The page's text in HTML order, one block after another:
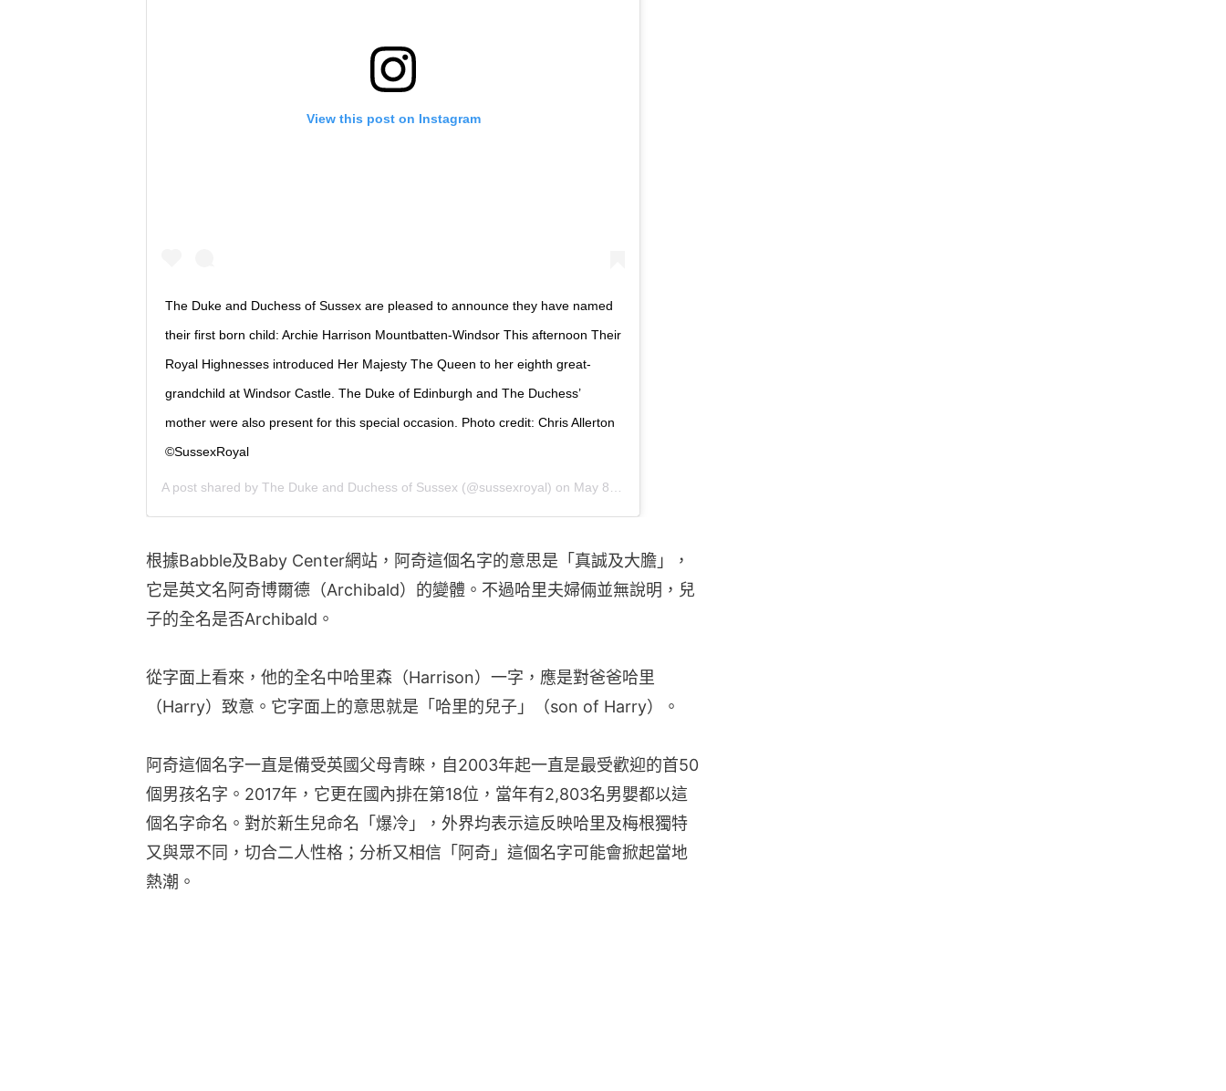
View this post on Instagram
The Duke and Duchess of Sussex are pleased to announce they have named
their first born child: Archie Harrison Mountbatten-Windsor This afternoon Their
Royal Highnesses introduced Her Majesty The Queen to her eighth great-
grandchild at Windsor Castle. The Duke of Edinburgh and The Duchess’
mother were also present for this special occasion. Photo credit: Chris Allerton
©️SussexRoyal
A post shared by The Duke and Duchess of Sussex (@sussexroyal) on May 8, 2019 at 8:39am PDT
根據Babble及Baby Center網站，阿奇這個名字的意思是「真誠及大膽」，
它是英文名阿奇博爾德（Archibald）的變體。不過哈里夫婦倆並無說明，兒
子的全名是否Archibald。
從字面上看來，他的全名中哈里森（Harrison）一字，應是對爸爸哈里
（Harry）致意。它字面上的意思就是「哈里的兒子」（son of Harry）。
阿奇這個名字一直是備受英國父母青睞，自2003年起一直是最受歡迎的首50
個男孩名字。2017年，它更在國內排在第18位，當年有2,803名男嬰都以這
個名字命名。對於新生兒命名「爆冷」，外界均表示這反映哈里及梅根獨特
又與眾不同，切合二人性格；分析又相信「阿奇」這個名字可能會掀起當地
熱潮。